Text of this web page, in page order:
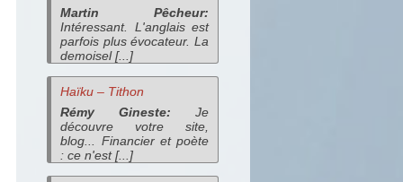
Martin Pêcheur:
Intéressant. L'anglais est
parfois plus évocateur. La
demoisel [...]
Haïku – Tithon
Rémy Gineste: Je
découvre votre site,
blog... Financier et poète
: ce n'est [...]